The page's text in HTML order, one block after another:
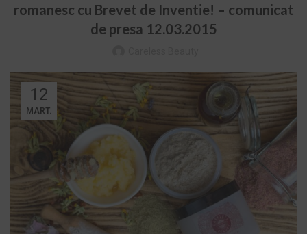
romanesc cu Brevet de Inventie! – comunicat
de presa 12.03.2015
12
MART.